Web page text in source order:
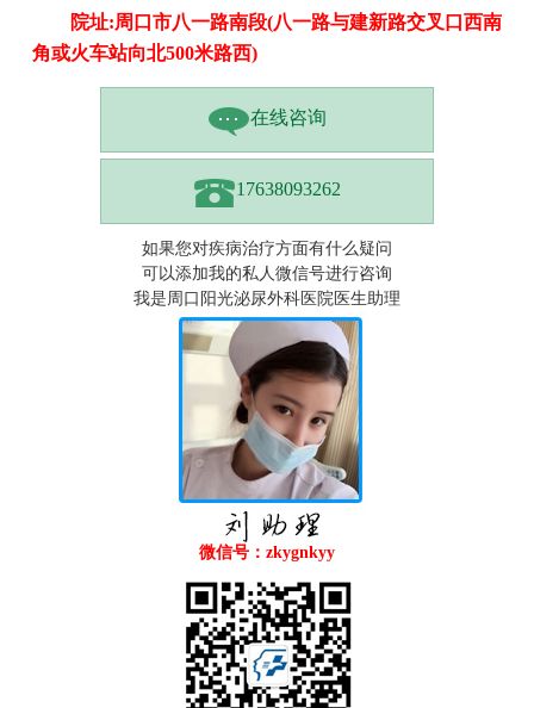
院址:周口市八一路南段(八一路与建新路交叉口西南
角或火车站向北500米路西)
在线咨询
17638093262
如果您对疾病治疗方面有什么疑问
可以添加我的私人微信号进行咨询
我是周口阳光泌尿外科医院医生助理
微信号：zkygnkyy